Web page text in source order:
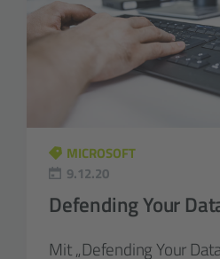
MICROSOFT
9.12.20
Defending Your
Mit „Defending Your